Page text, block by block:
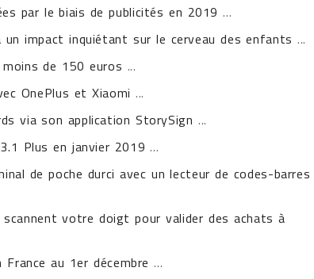
par le biais de publicités en 2019 ...
impact inquiétant sur le cerveau des enfants ...
de 150 euros ...
OnePlus et Xiaomi ...
via son application StorySign ...
Plus en janvier 2019 ...
de poche durci avec un lecteur de codes-barres
votre doigt pour valider des achats à
au 1er décembre ...